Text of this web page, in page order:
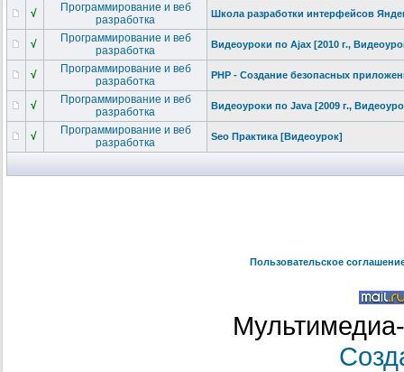
√
Программирование и веб
разработка
Школа разработки интерфейсов
√
Программирование и веб
разработка
Видеоуроки по Ajax [2010 г.,
√
Программирование и веб
разработка
PHP - Создание безопасных
√
Программирование и веб
разработка
Видеоуроки по Java [2009 г.,
√
Программирование и веб
разработка
Seo Практика [Видеоурок]
Пользовательское